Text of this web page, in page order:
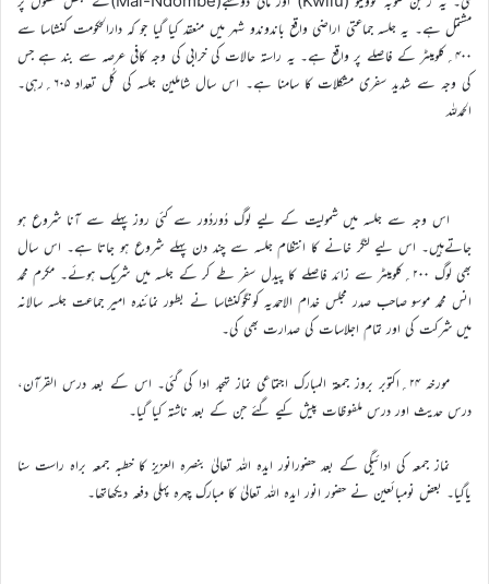
مشتمل ہے۔ یہ جلسہ جماعتی اراضی واقع باندوندو شہر میں منعقد کیا گیا جو کہ دارالحکومت کنشاسا سے
۴۰۰؍کلومیٹر کے فاصلے پر واقع ہے۔ یہ راستہ حالات کی خرابی کی وجہ کافی عرصہ سے بند ہے جس
کی وجہ سے شدید سفری مشکلات کا سامنا ہے۔ اس سال شاملین جلسہ کی کُل تعداد ۶۰۵؍رہی۔
الحمدللہ
اس وجہ سے جلسہ میں شمولیت کے لیے لوگ دُوردُور سے کئی روز پہلے سے آنا شروع ہو
جاتےہیں۔ اس لیے لنگر خانے کا انتظام جلسہ سے چند دن پہلے شروع ہو جاتا ہے۔ اس سال
بھی لوگ ۲۰۰؍کلومیٹر سے زائد فاصلے کا پیدل سفر طے کر کے جلسہ میں شریک ہوئے۔ مکرم محمد
انس محمد موسو صاحب صدر مجلس خدام الاحمدیہ کونگوکنشاسا نے بطور نمائندہ امیر جماعت جلسہ سالانہ
میں شرکت کی اور تمام اجلاسات کی صدارت بھی کی۔
مورخہ ۲۴؍اکتوبر بروز جمعۃ المبارک اجتماعی نماز تہجد ادا کی گئی۔ اس کے بعد درس القرآن،
درس حدیث اور درس ملفوظات پیش کیے گئے جن کے بعد ناشتہ کیا گیا۔
نماز جمعہ کی ادائیگی کے بعد حضورانور ایدہ اللہ تعالیٰ بنصرہ العزیز کا خطبہ جمعہ براہ راست سنا
یاگیا۔ بعض نومبائعین نے حضور انور ایدہ اللہ تعالیٰ کا مبارک چہرہ پہلی دفعہ دیکھاتھا۔